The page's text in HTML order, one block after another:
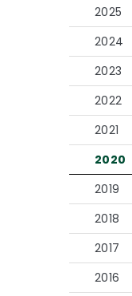
2025
2024
2023
2022
2021
2020
2019
2018
2017
2016